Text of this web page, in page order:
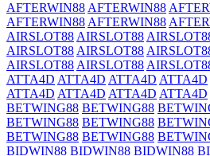
AFTERWIN88AFTERWIN88
AFTERWIN88AFTERWIN88
AIRSLOT88AIRSLOT88
AIRSLOT88AIRSLOT88
AIRSLOT88AIRSLOT88
ATTA4D ATTA4D ATTA4D ATTA4D
ATTA4D ATTA4D ATTA4D ATTA4D
BETWING88 BETWING88
BETWING88 BETWING88
BETWING88 BETWING88
BIDWIN88 BIDWIN88 BIDWIN88